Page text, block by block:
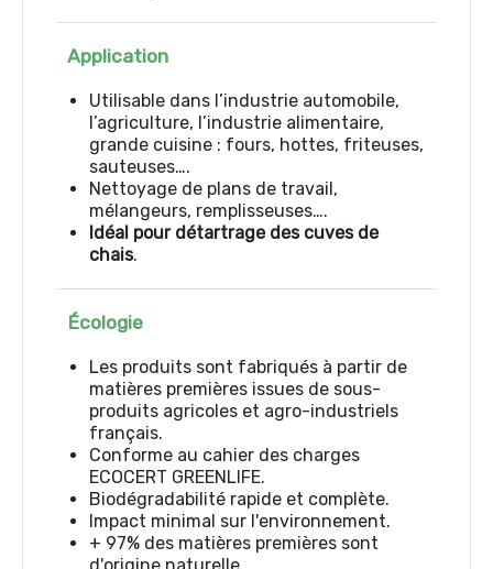
Application
Utilisable dans l’industrie automobile,
l’agriculture, l’industrie alimentaire,
grande cuisine : fours, hottes, friteuses,
sauteuses….
Nettoyage de plans de travail,
mélangeurs, remplisseuses….
Idéal pour détartrage des cuves de
chais.
Écologie
Les produits sont fabriqués à partir de
matières premières issues de sous-
produits agricoles et agro-industriels
français.
Conforme au cahier des charges
ECOCERT GREENLIFE.
Biodégradabilité rapide et complète.
Impact minimal sur l'environnement.
+ 97% des matières premières sont